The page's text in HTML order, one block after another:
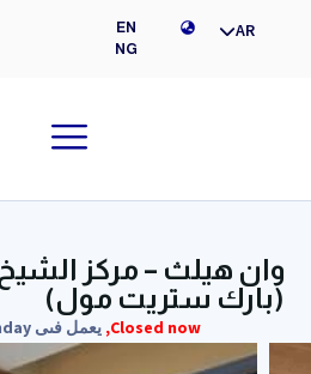
AR
EN
NG
وان هيلث – مركز الشيخ
(بارك ستريت مول)
Closed now, يعمل فىى Sunday فى تمام الساعة 9:00 AM